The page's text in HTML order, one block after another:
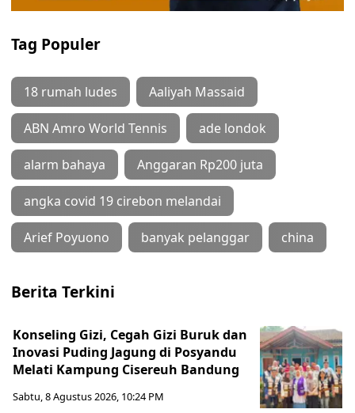
Tag Populer
18 rumah ludes Aaliyah Massaid
ABN Amro World Tennis ade londok
alarm bahaya Anggaran Rp200 juta
angka covid 19 cirebon melandai
Arief Poyuono banyak pelanggar china
Berita Terkini
Konseling Gizi, Cegah Gizi Buruk dan
Inovasi Puding Jagung di Posyandu
Melati Kampung Cisereuh Bandung
Sabtu, 8 Agustus 2026, 10:24 PM